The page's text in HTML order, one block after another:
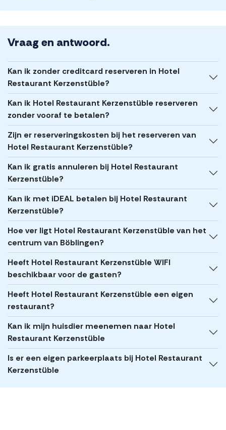
Vraag en antwoord.
Kan ik zonder creditcard reserveren in Hotel
Restaurant Kerzenstüble?
Kan ik Hotel Restaurant Kerzenstüble reserveren
zonder vooraf te betalen?
Zijn er reserveringskosten bij het reserveren van
Hotel Restaurant Kerzenstüble?
Kan ik gratis annuleren bij Hotel Restaurant
Kerzenstüble?
Kan ik met iDEAL betalen bij Hotel Restaurant
Kerzenstüble?
Hoe ver ligt Hotel Restaurant Kerzenstüble van het
centrum van Böblingen?
Heeft Hotel Restaurant Kerzenstüble WIFI
beschikbaar voor de gasten?
Heeft Hotel Restaurant Kerzenstüble een eigen
restaurant?
Kan ik mijn huisdier meenemen naar Hotel
Restaurant Kerzenstüble
Is er een eigen parkeerplaats bij Hotel Restaurant
Kerzenstüble